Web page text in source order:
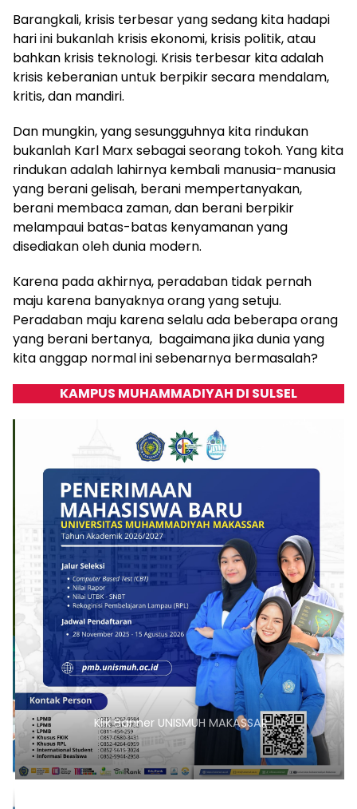
Barangkali, krisis terbesar yang sedang kita hadapi
hari ini bukanlah krisis ekonomi, krisis politik, atau
bahkan krisis teknologi. Krisis terbesar kita adalah
krisis keberanian untuk berpikir secara mendalam,
kritis, dan mandiri.
Dan mungkin, yang sesungguhnya kita rindukan
bukanlah Karl Marx sebagai seorang tokoh. Yang kita
rindukan adalah lahirnya kembali manusia-manusia
yang berani gelisah, berani mempertanyakan,
berani membaca zaman, dan berani berpikir
melampaui batas-batas kenyamanan yang
disediakan oleh dunia modern.
Karena pada akhirnya, peradaban tidak pernah
maju karena banyaknya orang yang setuju.
Peradaban maju karena selalu ada beberapa orang
yang berani bertanya, bagaimana jika dunia yang
kita anggap normal ini sebenarnya bermasalah?
KAMPUS MUHAMMADIYAH DI SULSEL
Klik Banner UNISMUH MAKASSAR